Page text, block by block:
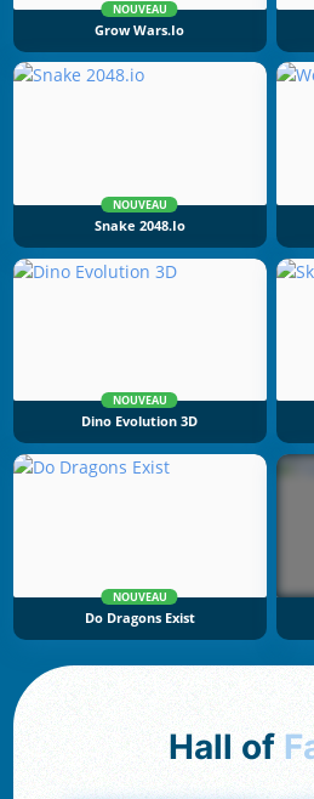
NOUVEAU
Grow Wars.io
NOUVEAU
Snake 2048.io
NOUVEAU
Dino Evolution 3D
NOUVEAU
Do Dragons Exist
Hall of